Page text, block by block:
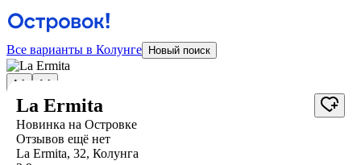
Все варианты в Колунге Новый поиск
La Ermita
Новинка на Островке
Отзывов ещё нет
La Ermita, 32, Колунга